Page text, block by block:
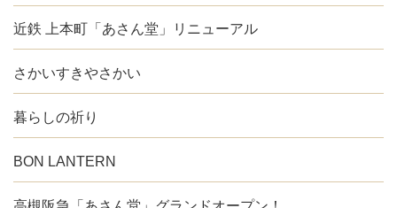
近鉄 上本町「あさん堂」リニューアル
さかいすきやさかい
暮らしの祈り
BON LANTERN